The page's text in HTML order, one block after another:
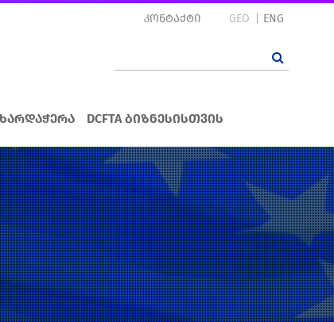
კონტაქტი GEO ENG
DCFTA ბიზნესისთვის